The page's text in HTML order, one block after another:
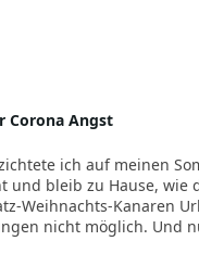
Corona Angst
ich auf meinen
und bleib zu Hause, wie
Weihnachts-Kanaren
nicht möglich. Und